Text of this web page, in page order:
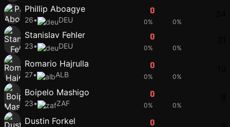
Phillip Aboagye
26• DEU
0
0% 0%
Stanislav Fehler
23• DEU
0
0% 0%
Romario Hajrulla
27• ALB
0
0% 0%
Boipelo Mashigo
23• ZAF
0
0% 0%
Dustin Forkel 0